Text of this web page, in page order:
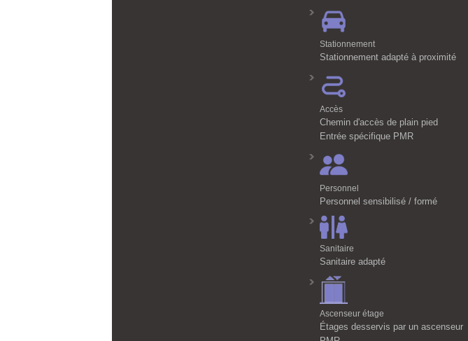
Stationnement
Stationnement adapté à proximité
Accès
Chemin d'accès de plain pied
Entrée spécifique PMR
Personnel
Personnel sensibilisé / formé
Sanitaire
Sanitaire adapté
Ascenseur étage
Étages desservis par un ascenseur